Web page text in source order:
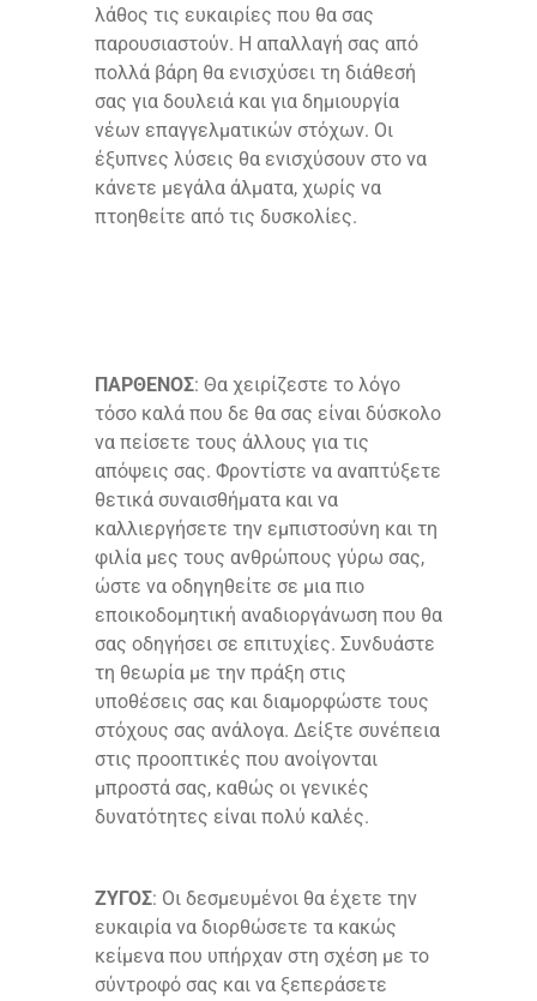
λάθος τις ευκαιρίες που θα σας
παρουσιαστούν. Η απαλλαγή σας από
πολλά βάρη θα ενισχύσει τη διάθεσή
σας για δουλειά και για δημιουργία
νέων επαγγελματικών στόχων. Οι
έξυπνες λύσεις θα ενισχύσουν στο να
κάνετε μεγάλα άλματα, χωρίς να
πτοηθείτε από τις δυσκολίες.
ΠΑΡΘΕΝΟΣ: Θα χειρίζεστε το λόγο
τόσο καλά που δε θα σας είναι δύσκολο
να πείσετε τους άλλους για τις
απόψεις σας. Φροντίστε να αναπτύξετε
θετικά συναισθήματα και να
καλλιεργήσετε την εμπιστοσύνη και τη
φιλία μες τους ανθρώπους γύρω σας,
ώστε να οδηγηθείτε σε μια πιο
εποικοδομητική αναδιοργάνωση που θα
σας οδηγήσει σε επιτυχίες. Συνδυάστε
τη θεωρία με την πράξη στις
υποθέσεις σας και διαμορφώστε τους
στόχους σας ανάλογα. Δείξτε συνέπεια
στις προοπτικές που ανοίγονται
μπροστά σας, καθώς οι γενικές
δυνατότητες είναι πολύ καλές.
ΖΥΓΟΣ: Οι δεσμευμένοι θα έχετε την
ευκαιρία να διορθώσετε τα κακώς
κείμενα που υπήρχαν στη σχέση με το
σύντροφό σας και να ξεπεράσετε